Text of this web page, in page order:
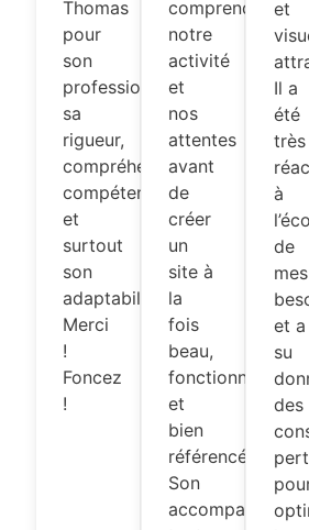
Thomas
pour
son
professionnalisme,
sa
rigueur,
compréhension,
compétences
et
surtout
son
adaptabilité.
Merci
!
Foncez
!
comprendre
notre
activité
et
nos
attentes
avant
de
créer
un
site à
la
fois
beau,
fonctionnel
et
bien
référencé.
Son
et
Il a
été
très
à
de
mes
et a
su
des